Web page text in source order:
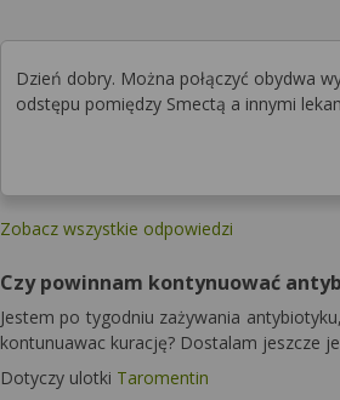
Dzień dobry. Można połączyć obydwa
odstępu pomiędzy Smectą a innymi
Zobacz wszystkie odpowiedzi
Czy powinnam kontynuować
Jestem po tygodniu zażywania
kontunuawac kurację? Dostalam jeszcze
Dotyczy ulotki Taromentin